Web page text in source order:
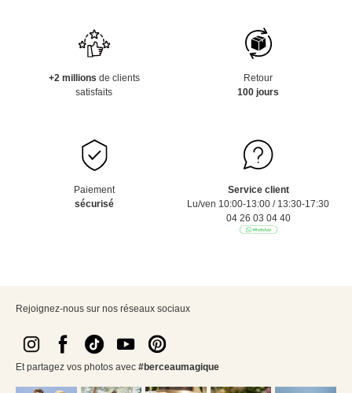
+2 millions de clients
satisfaits
Retour
100 jours
Paiement
sécurisé
Service client
Lu/ven 10:00-13:00 / 13:30-17:30
04 26 03 04 40
Rejoignez-nous sur nos réseaux sociaux
Et partagez vos photos avec #berceaumagique